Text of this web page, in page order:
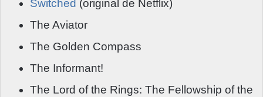
Switched (original de Netflix)
The Aviator
The Golden Compass
The Informant!
The Lord of the Rings: The Fellowship of the